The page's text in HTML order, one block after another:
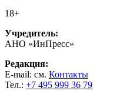
18+
Учредитель:
АНО «ИнПресс»
Редакция:
E-mail: см. Контакты
Тел.: +7 495 999 36 79